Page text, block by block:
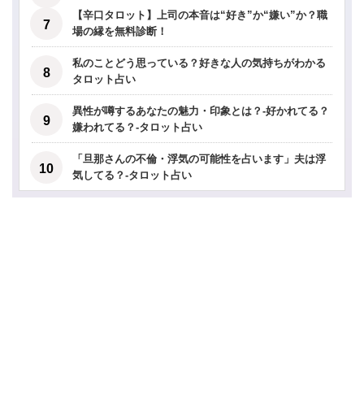
【辛口タロット】上司の本音は“好き”か“嫌い”か？職
場の縁を無料診断！
私のことどう思っている？好きな人の気持ちがわかる
タロット占い
異性が噂するあなたの魅力・印象とは？-好かれてる？
嫌われてる？-タロット占い
「旦那さんの不倫・浮気の可能性を占います」夫は浮
気してる？-タロット占い